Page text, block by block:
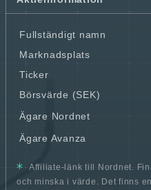
Fullständigt namn
Marknadsplats
Ticker
Börsvärde (SEK)
Ägare Nordnet
Ägare Avanza
Affiliate-länk till Nordnet.
och minska i värde. Det finns